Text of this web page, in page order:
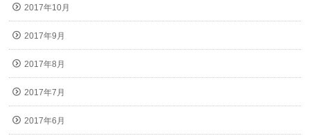
2017年10月
2017年9月
2017年8月
2017年7月
2017年6月